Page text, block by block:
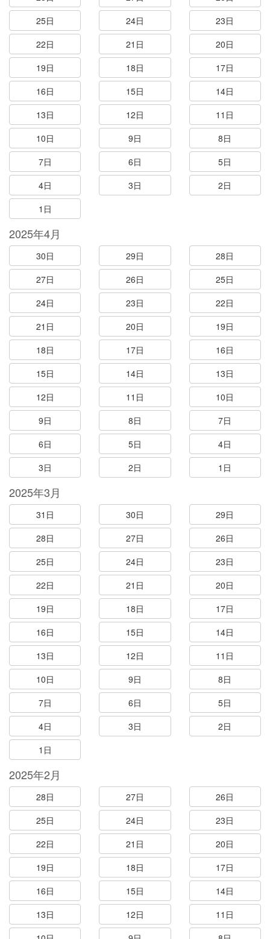
25日
24日
23日
22日
21日
20日
19日
18日
17日
16日
15日
14日
13日
12日
11日
10日
9日
8日
7日
6日
5日
4日
3日
2日
1日
2025年4月
30日 29日
28日
27日
26日
25日
24日
23日
22日
21日
20日
19日
18日
17日
16日
15日
14日
13日
12日
11日
10日
9日
8日
7日
6日
5日
4日
3日
2日 1日
2025年3月
31日 30日
29日
28日
27日
26日
25日
24日
23日
22日
21日
20日
19日
18日
17日
16日
15日
14日
13日
12日
11日
10日
9日
8日
7日
6日
5日
4日
3日
2日
1日
2025年2月
28日 27日
26日
25日
24日
23日
22日
21日
20日
19日
18日
17日
16日
15日
14日
13日
12日
11日